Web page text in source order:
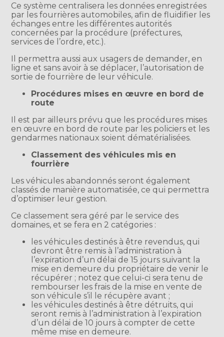
Ce système centralisera les données enregistrées
par les fourrières automobiles, afin de fluidifier les
échanges entre les différentes autorités
concernées par la procédure (préfectures,
services de l’ordre, etc.).
Il permettra aussi aux usagers de demander, en
ligne et sans avoir à se déplacer, l’autorisation de
sortie de fourrière de leur véhicule.
Procédures mises en œuvre en bord de
route
Il est par ailleurs prévu que les procédures mises
en œuvre en bord de route par les policiers et les
gendarmes nationaux soient dématérialisées.
Classement des véhicules mis en
fourrière
Les véhicules abandonnés seront également
classés de manière automatisée, ce qui permettra
d’optimiser leur gestion.
Ce classement sera géré par le service des
domaines, et se fera en 2 catégories :
les véhicules destinés à être revendus, qui
devront être remis à l’administration à
l’expiration d’un délai de 15 jours suivant la
mise en demeure du propriétaire de venir le
récupérer ; notez que celui-ci sera tenu de
rembourser les frais de la mise en vente de
son véhicule s’il le récupère avant ;
les véhicules destinés à être détruits, qui
seront remis à l’administration à l’expiration
d’un délai de 10 jours à compter de cette
même mise en demeure.